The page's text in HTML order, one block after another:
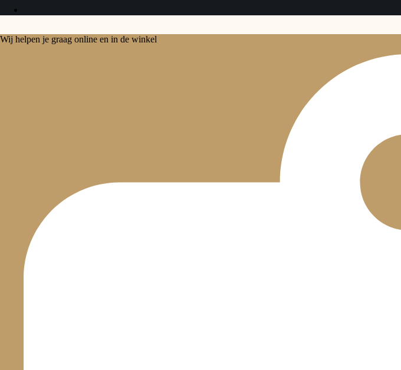
Wij helpen je graag online en in de winkel